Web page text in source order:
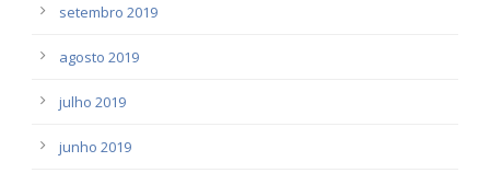
setembro 2019
agosto 2019
julho 2019
junho 2019